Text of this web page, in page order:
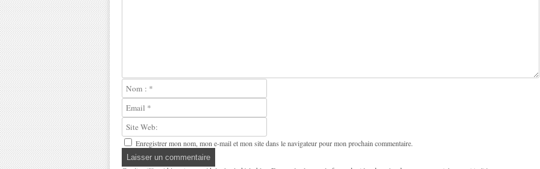
Enregistrer mon nom, mon e-mail et mon site dans le navigateur pour mon prochain commentaire.